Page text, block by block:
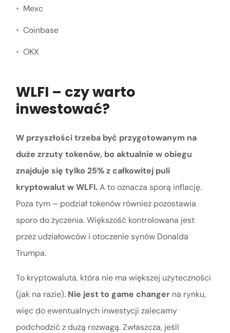
Mexc
Coinbase
OKX
WLFI – czy warto
inwestować?
W przyszłości trzeba być przygotowanym na
duże zrzuty tokenów, bo aktualnie w obiegu
znajduje się tylko 25% z całkowitej puli
kryptowalut w WLFI.A to oznacza sporą inflację.
Poza tym – podział tokenów również pozostawia
sporo do życzenia. Większość kontrolowana jest
przez udziałowców i otoczenie synów Donalda
Trumpa.
To kryptowaluta, która nie ma większej użyteczności
(jak na razie). Nie jest to game changerna rynku,
więc do ewentualnych inwestycji zalecamy
podchodzić z dużą rozwagą. Zwłaszcza, jeśli